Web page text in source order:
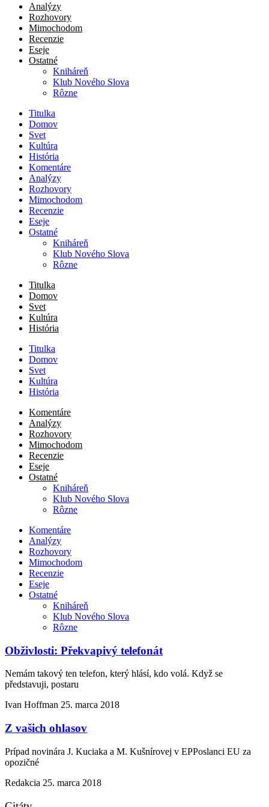
Analýzy
Rozhovory
Mimochodom
Recenzie
Eseje
Ostatné
Kniháreň
Klub Nového Slova
Rôzne
Titulka
Domov
Svet
Kultúra
História
Komentáre
Analýzy
Rozhovory
Mimochodom
Recenzie
Eseje
Ostatné
Kniháreň
Klub Nového Slova
Rôzne
Titulka
Domov
Svet
Kultúra
História
Titulka
Domov
Svet
Kultúra
História
Komentáre
Analýzy
Rozhovory
Mimochodom
Recenzie
Eseje
Ostatné
Kniháreň
Klub Nového Slova
Rôzne
Komentáre
Analýzy
Rozhovory
Mimochodom
Recenzie
Eseje
Ostatné
Kniháreň
Klub Nového Slova
Rôzne
Obživlosti: Překvapivý telefonát
Nemám takový ten telefon, který hlásí, kdo volá. Když se
představuji, postaru
Ivan Hoffman 25. marca 2018
Z vašich ohlasov
Prípad novinára J. Kuciaka a M. Kušnírovej v EPPoslanci EU za
opozičné
Redakcia 25. marca 2018